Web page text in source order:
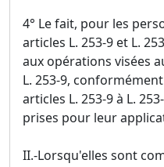
4° Le fait, pour les
articles L. 253-9 et L.
aux opérations visées
L. 253-9,
articles L. 253-9 à L.
prises pour leur
II.-Lorsqu'elles sont